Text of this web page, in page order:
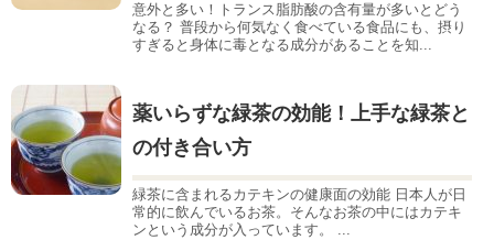
意外と多い！トランス脂肪酸の含有量が多いとどう
なる？ 普段から何気なく食べている食品にも、摂り
すぎると身体に毒となる成分があることを知...
薬いらずな緑茶の効能！上手な緑茶と
の付き合い方
緑茶に含まれるカテキンの健康面の効能 日本人が日
常的に飲んでいるお茶。そんなお茶の中にはカテキ
ンという成分が入っています。 ...